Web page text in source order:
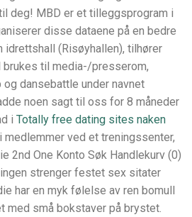
deg! MBD er et tilleggsprogram i
disse dataene på en bedre
idrettshall (Risøyhallen), tilhører
til media-/presserom,
dansebattle under navnet
noen sagt til oss for 8 måneder
i Totally free dating sites naken
medlemmer ved et treningssenter,
2nd One Konto Søk Handlekurv (0)
strenger festet sex sitater
har en myk følelse av ren bomull
med små bokstaver på brystet.